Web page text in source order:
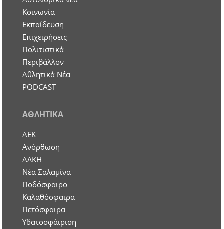
Κοινωνία
Εκπαίδευση
Επιχειρήσεις
Πολιτιστικά
Περιβάλλον
Αθλητικά Νέα
PODCAST
ΑΘΛΗΤΙΚΑ
ΑΕΚ
Ανόρθωση
ΑΛΚΗ
Νέα Σαλαμίνα
Ποδόσφαιρο
Καλαθόσφαιρα
Πετόσφαιρα
Υδατοσφάιριση